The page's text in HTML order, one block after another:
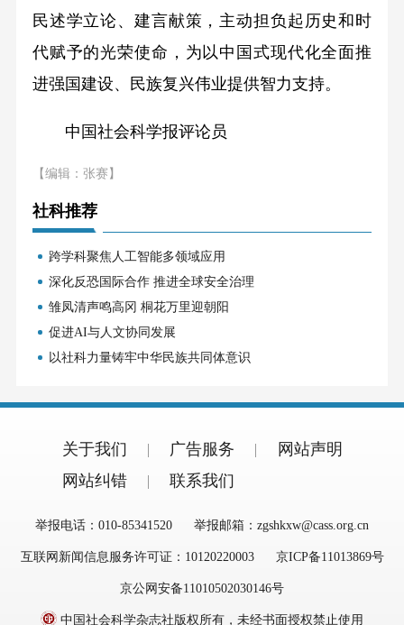
民述学立论、建言献策，主动担负起历史和时
代赋予的光荣使命，为以中国式现代化全面推
进强国建设、民族复兴伟业提供智力支持。
中国社会科学报评论员
【编辑：张赛】
社科推荐
跨学科聚焦人工智能多领域应用
深化反恐国际合作 推进全球安全治理
雏凤清声鸣高冈 桐花万里迎朝阳
促进AI与人文协同发展
以社科力量铸牢中华民族共同体意识
关于我们 广告服务
网站声明
网站纠错
联系我们
举报电话：010-85341520 举报邮箱：zgshkxw@cass.org.cn
互联网新闻信息服务许可证：10120220003 京ICP备11013869号
京公网安备11010502030146号
中国社会科学杂志社版权所有，未经书面授权禁止使用